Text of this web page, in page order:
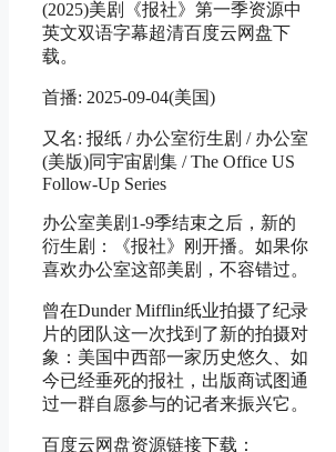
(2025)美剧《报社》第一季资源中
英文双语字幕超清百度云网盘下
载。
首播: 2025-09-04(美国)
又名: 报纸 / 办公室衍生剧 / 办公室
(美版)同宇宙剧集 / The Office US
Follow-Up Series
办公室美剧1-9季结束之后，新的
衍生剧：《报社》刚开播。如果你
喜欢办公室这部美剧，不容错过。
曾在Dunder Mifflin纸业拍摄了纪录
片的团队这一次找到了新的拍摄对
象：美国中西部一家历史悠久、如
今已经垂死的报社，出版商试图通
过一群自愿参与的记者来振兴它。
百度云网盘资源链接下载：